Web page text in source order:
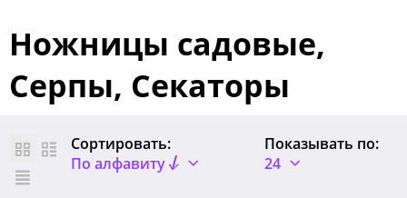
Ножницы садовые,
Серпы, Секаторы
Сортировать:
По алфавиту
Показывать по:
24